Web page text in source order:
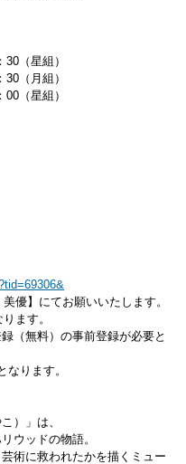
（星組）
（月組）
（星組）
優】にてお願いいたします。
ます。
（無料）の事前登録が必要と
ります。
）」は、
ウッドの物語。
術に救われたかを描くミュー